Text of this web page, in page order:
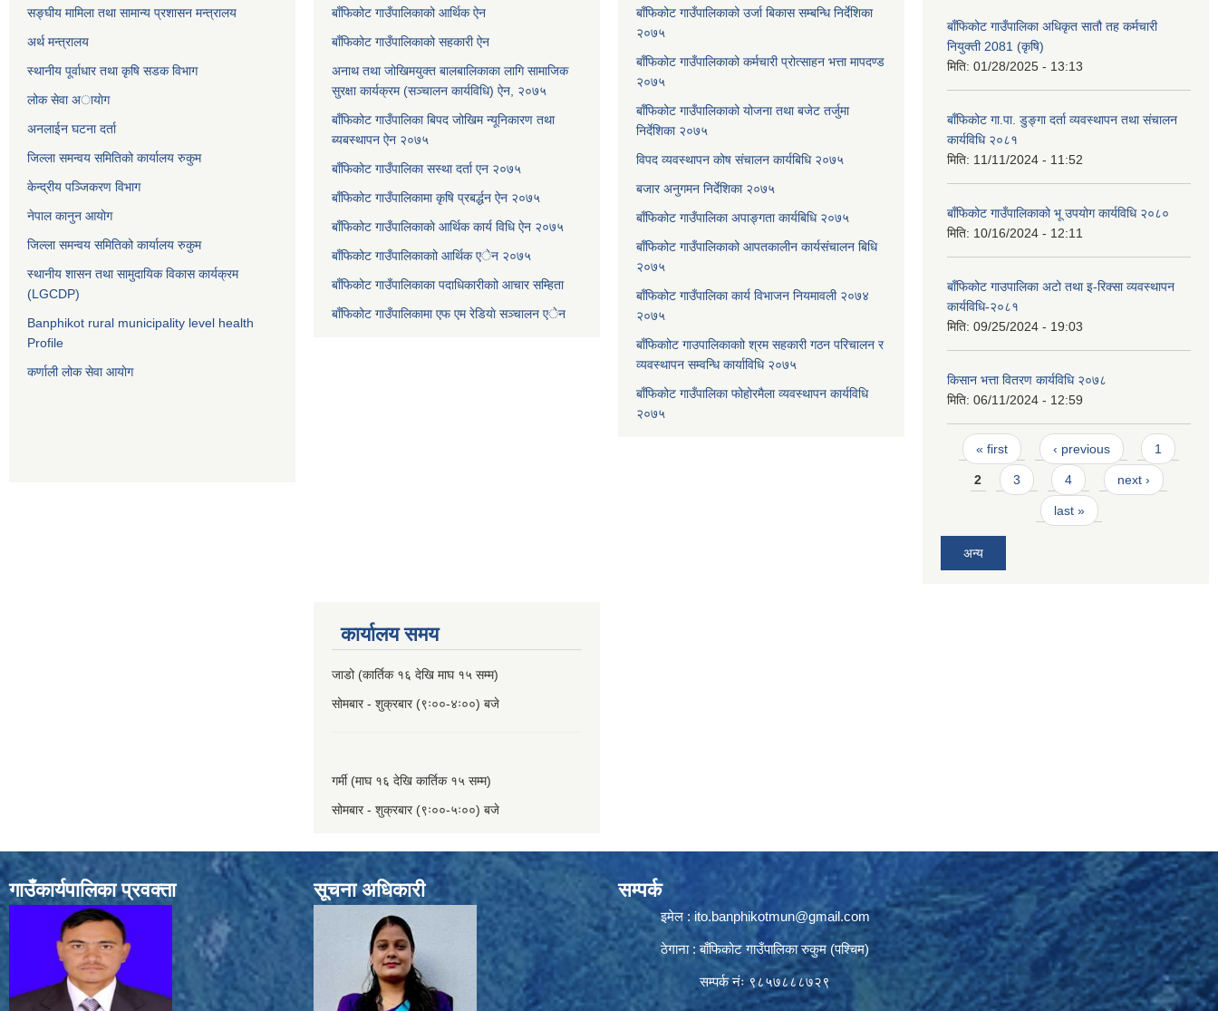
सङ्घीय मामिला तथा सामान्य प्रशासन मन्त्रालय
अर्थ मन्त्रालय
स्थानीय पूर्वाधार तथा कृषि सडक विभाग
लोक सेवा अायाेग
अनलाईन घटना दर्ता
जिल्ला समन्वय समितिको कार्यालय रुकुम
केन्द्रीय पञ्जिकरण विभाग
नेपाल कानुन आयोग
जिल्ला समन्वय समितिको कार्यालय रुकुम
स्थानीय शासन तथा सामुदायिक विकास कार्यक्रम
(LGCDP)
Banphikot rural municipality level health
Profile
कर्णाली लोक सेवा आयाेग
बाँफिकोट गाउँपालिकाको आर्थिक ऐन
बाँफिकोट गाउँपालिकाको सहकारी ऐन
अनाथ तथा जोखिमयुक्त बालबालिकाका लागि सामाजिक
सुरक्षा कार्यक्रम (सञ्चालन कार्यविधि) ऐन, २०७५
बाँफिकोट गाउँपालिका बिपद जोखिम न्यूनिकारण तथा
ब्यबस्थापन ऐन २०७५
बाँफिकोट गाउँपालिका सस्था दर्ता एन २०७५
बाँफिकोट गाउँपालिकामा कृषि प्रबर्द्धन ऐन २०७५
बाँफिकोट गाउँपालिकाकाे आर्थिक कार्य विधि ऐन २०७५
बाँफिकोट गाउँपालिकाकाो आर्थिक एेन २०७५
बाँफिकोट गाउँपालिकाका पदाधिकारीकाो आचार सम्हिता
बाँफिकोट गाउँपालिकामा एफ एम रेडियाे सञ्चालन एेन
बाँफिकोट गाउँपालिकाको उर्जा बिकास सम्बन्धि निर्देशिका
२०७५
बाँफिकोट गाउँपालिकाको कर्मचारी प्रोत्साहन भत्ता मापदण्ड
२०७५
बाँफिकोट गाउँपालिकाको योजना तथा बजेट तर्जुमा
निर्देशिका २०७५
विपद व्यवस्थापन कोष संचालन कार्यबिधि २०७५
बजार अनुगमन निर्देशिका २०७५
बाँफिकोट गाउँपालिका अपाङ्गता कार्यबिधि २०७५
बाँफिकोट गाउँपालिकाको आपतकालीन कार्यसंचालन बिधि
२०७५
बाँफिकोट गाउँपालिका कार्य विभाजन नियमावली २०७४
२०७५
बाँफिकाोट गाउपालिकाकाो श्रम सहकारी गठन परिचालन र
व्यवस्थापन सम्वन्धि कार्याविधि २०७५
बाँफिकोट गाउँपालिका फोहोरमैला व्यवस्थापन कार्यविधि
२०७५
बाँफिकोट गाउँपालिका अधिकृत सातौ तह कर्मचारी
नियुक्ती 2081 (कृषि)
मिति: 01/28/2025 - 13:13
बाँफिकोट गा.पा. डुङ्गा दर्ता व्यवस्थापन तथा संचालन
कार्यविधि २०८१
मिति: 11/11/2024 - 11:52
बाँफिकोट गाउँपालिकाको भू उपयोग कार्यविधि २०८०
मिति: 10/16/2024 - 12:11
बाँफिकोट गाउपालिका अटो तथा इ-रिक्सा व्यवस्थापन
कार्यविधि-२०८१
मिति: 09/25/2024 - 19:03
किसान भत्ता वितरण कार्यविधि २०७८
मिति: 06/11/2024 - 12:59
Pages
« first ‹ previous 1
2 3 4 next ›
last »
अन्य
कार्यालय समय
जाडो (कार्तिक १६ देखि माघ १५ सम्म)
सोमबार - शुक्रबार (९ः००-४ः००) बजे
गर्मी (माघ १६ देखि कार्तिक १५ सम्म)
सोमबार - शुक्रबार (९ः००-५ः००) बजे
गाउँकार्यपालिका प्रवक्ता सूचना अधिकारी सम्पर्क
इमेल :ito.banphikotmun@gmail.com
ठेगाना : बाँफिकोट गाउँपालिका रुकुम (पश्चिम)
सम्पर्क नंः ९८५७८८८७२९